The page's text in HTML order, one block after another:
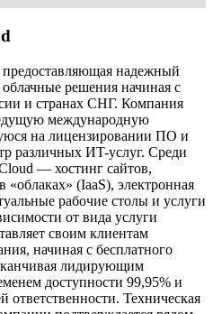
надежный
решения начиная с
и странах СНГ. Компания
международную
на лицензировании ПО и
различных ИT-услуг. Среди
— хостинг сайтов,
(IaaS), электронная
рабочие столы и услуги
от вида услуги
своим клиентам
начиная с бесплатного
лидирующим
доступности 99,95% и
ответственности. Техническая